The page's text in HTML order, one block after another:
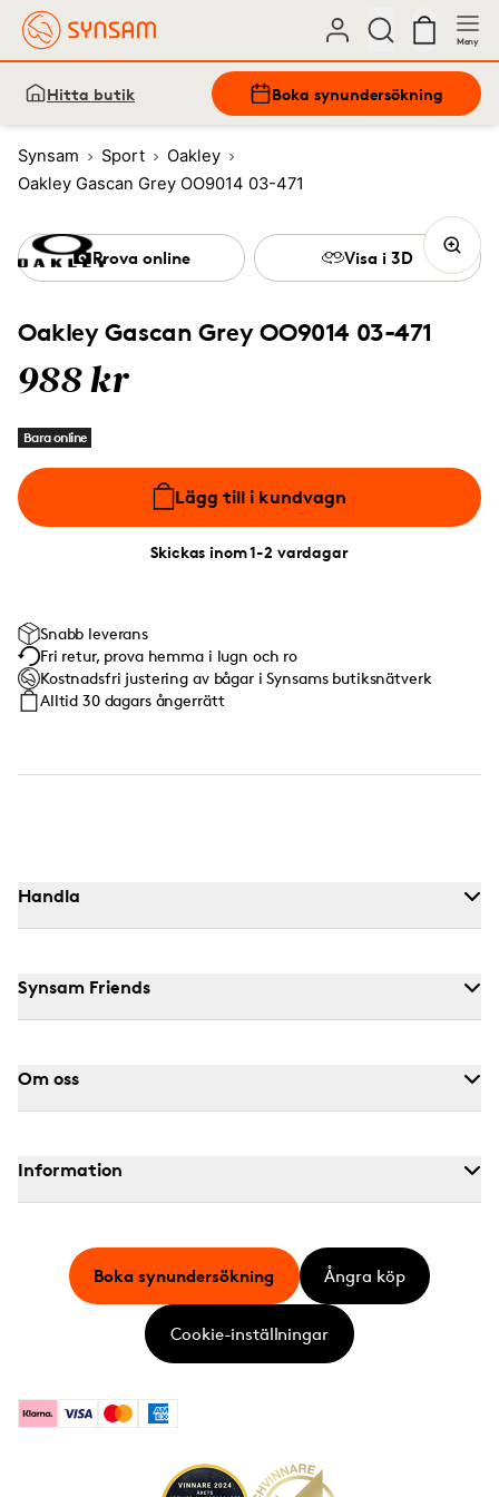
Meny
Hitta butik Boka synundersökning
Synsam Sport
Oakley
Oakley Gascan Grey OO9014 03-471
Oakley Gascan Grey OO9014 03-471
988 kr
Bara online
Lägg till i kundvagn
Skickas inom 1-2 vardagar
Prova online Visa i 3D
Snabb leverans
Fri retur, prova hemma i lugn och ro
Kostnadsfri justering av bågar i Synsams butiksnätverk
Alltid 30 dagars ångerrätt
Handla
Synsam Friends
Om oss
Information
KlarnaVisa MastercardAmerican Express
Boka synundersökning Ångra köp
Cookie-inställningar